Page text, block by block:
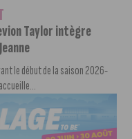
Taylor intègre
le début de la saison 2026-